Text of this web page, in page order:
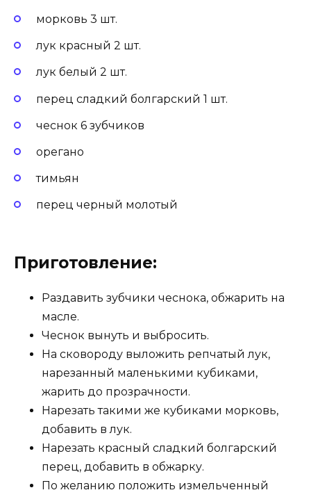
морковь 3 шт.
лук красный 2 шт.
лук белый 2 шт.
перец сладкий болгарский 1 шт.
чеснок 6 зубчиков
орегано
тимьян
перец черный молотый
Приготовление:
Раздавить зубчики чеснока, обжарить на
масле.
Чеснок вынуть и выбросить.
На сковороду выложить репчатый лук,
нарезанный маленькими кубиками,
жарить до прозрачности.
Нарезать такими же кубиками морковь,
добавить в лук.
Нарезать красный сладкий болгарский
перец, добавить в обжарку.
По желанию положить измельченный